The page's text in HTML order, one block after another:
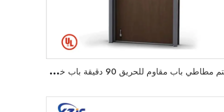
خ
تم مطاطي باب مقاوم للحريق 90 دقيقة باب خشبي مقاوم للحريق مع إطار حديدي